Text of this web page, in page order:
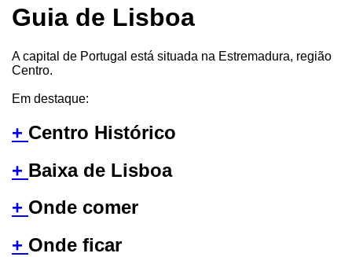
Guia de Lisboa
A capital de Portugal está situada na Estremadura, região
Centro.
Em destaque:
+ Centro Histórico
+ Baixa de Lisboa
+ Onde comer
+ Onde ficar